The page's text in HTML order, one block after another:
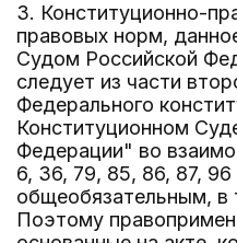
3. Конституционно-
правовых норм,
Судом Российской
следует из части
Федерального
Конституционном
Федерации" во
6, 36, 79, 85, 86, 87, 96
общеобязательным, в
Поэтому